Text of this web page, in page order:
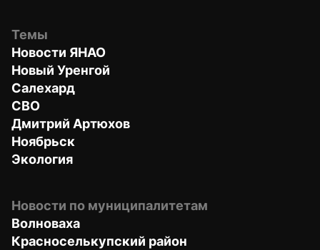
Темы
Новости ЯНАО
Новый Уренгой
Салехард
СВО
Дмитрий Артюхов
Ноябрьск
Экология
Новости по муниципалитетам
Волноваха
Красноселькупский район